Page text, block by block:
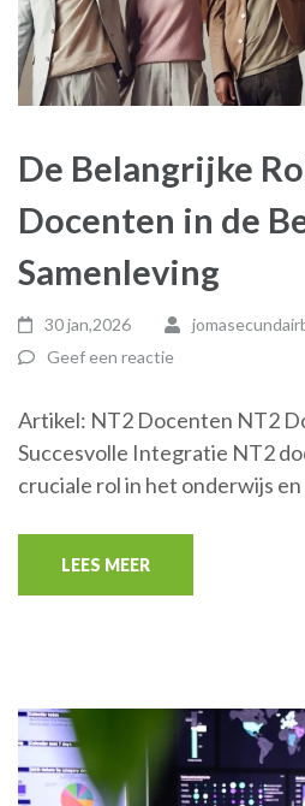
De Belangrijke
Docenten in de
Samenleving
30 jan,2026
Geef een reactie
Artikel: NT2 Docenten NT2
Succesvolle Integratie NT2
cruciale rol in het onderwijs
LEES MEER